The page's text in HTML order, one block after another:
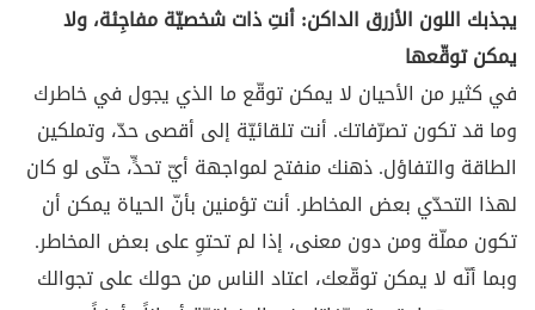
يجذبك اللون الأزرق الداكن: أنتِ ذات شخصيّة مفاجِئة، ولا
يمكن توقّعها
في كثير من الأحيان لا يمكن توقّع ما الذي يجول في خاطرك
وما قد تكون تصرّفاتك. أنت تلقائيّة إلى أقصى حدّ، وتملكين
الطاقة والتفاؤل. ذهنك منفتح لمواجهة أيّ تحدٍّ، حتّى لو كان
لهذا التحدّي بعض المخاطر. أنت تؤمنين بأنّ الحياة يمكن أن
تكون مملّة ومن دون معنى، إذا لم تحتوِ على بعض المخاطر.
وبما أنّه لا يمكن توقّعك، اعتاد الناس من حولك على تجوالك